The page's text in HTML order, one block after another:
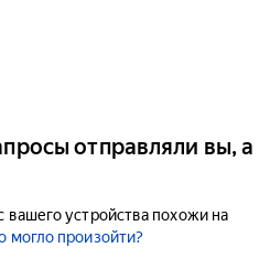
отправляли вы, а
вашего устройства похожи на
могло произойти?